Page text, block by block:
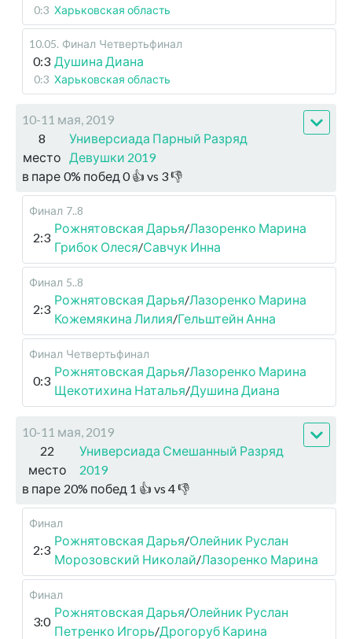
0:3 Харьковская область
10.05. Финал Четвертьфинал
0:3 Душина Диана
0:3 Харьковская область
10-11 мая, 2019
8
место
Универсиада Парный Разряд
Девушки 2019
в паре 0% побед 0👍 vs 3👎
Финал 7..8
2:3
Рожнятовская Дарья/Лазоренко Марина
Грибок Олеся/Савчук Инна
Финал 5..8
2:3
Рожнятовская Дарья/Лазоренко Марина
Кожемякина Лилия/Гельштейн Анна
Финал Четвертьфинал
0:3
Рожнятовская Дарья/Лазоренко Марина
Щекотихина Наталья/Душина Диана
10-11 мая, 2019
22
место
Универсиада Смешанный Разряд
2019
в паре 20% побед 1 👍 vs 4👎
Финал
2:3
Рожнятовская Дарья/Олейник Руслан
Морозовский Николай/Лазоренко Марина
Финал
3:0
Рожнятовская Дарья/Олейник Руслан
Петренко Игорь/Дрогоруб Карина